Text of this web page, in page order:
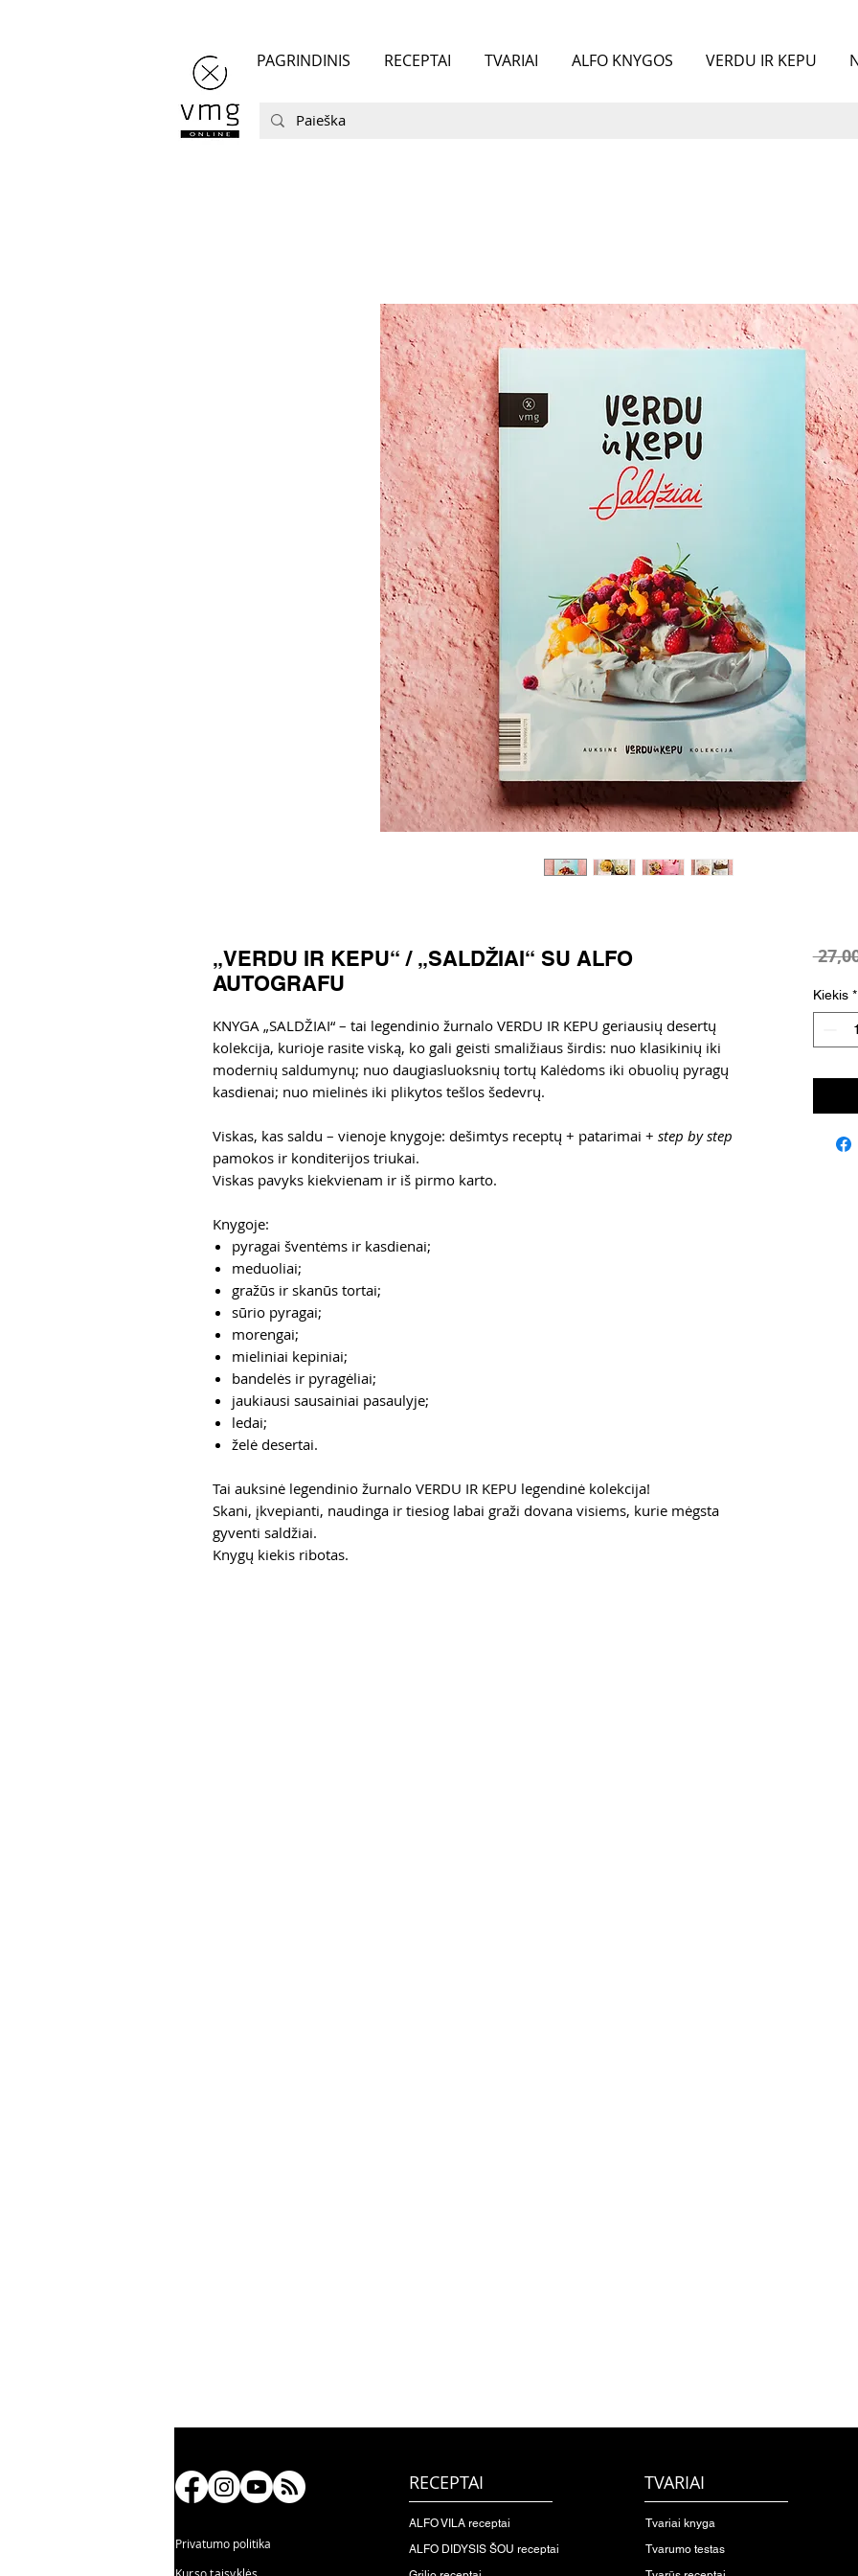
PAGRINDINIS RECEPTAI TVARIAI ALFO KNYGOS VERDU IR KEPU
„VERDU IR KEPU“ / „SALDŽIAI“ SU ALFO
AUTOGRAFU
KNYGA „SALDŽIAI“ – tai legendinio žurnalo VERDU IR KEPU geriausių desertų
kolekcija, kurioje rasite viską, ko gali geisti smaližiaus širdis: nuo klasikinių iki
modernių saldumynų; nuo daugiasluoksnių tortų Kalėdoms iki obuolių pyragų
kasdienai; nuo mielinės iki plikytos tešlos šedevrų.
Viskas, kas saldu – vienoje knygoje: dešimtys receptų + patarimai + step by step
pamokos ir konditerijos triukai.
Viskas pavyks kiekvienam ir iš pirmo karto.
Knygoje:
pyragai šventėms ir kasdienai;
meduoliai;
gražūs ir skanūs tortai;
sūrio pyragai;
morengai;
mieliniai kepiniai;
bandelės ir pyragėliai;
jaukiausi sausainiai pasaulyje;
ledai;
želė desertai.
Tai auksinė legendinio žurnalo VERDU IR KEPU legendinė kolekcija!
Skani, įkvepianti, naudinga ir tiesiog labai graži dovana visiems, kurie mėgsta
gyventi saldžiai.
Knygų kiekis ribotas.
Kiekis *
Privatumo politika
RECEPTAI
ALFO VILA receptai
ALFO DIDYSIS ŠOU receptai
TVARIAI
Tvariai knyga
Tvarumo testas